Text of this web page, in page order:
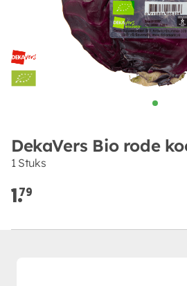
DekaVers Bio rode
1 Stuks
1.79